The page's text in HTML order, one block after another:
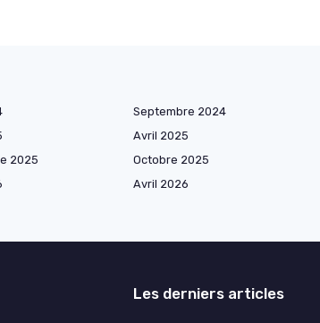
Septembre 2024
Avril 2025
2025 Octobre 2025
Avril 2026
Les derniers articles